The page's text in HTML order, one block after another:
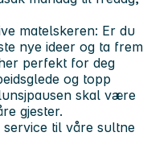
matelskeren: Er du
nye ideer og ta frem
perfekt for deg
og topp
skal være
gjester.
til våre sultne